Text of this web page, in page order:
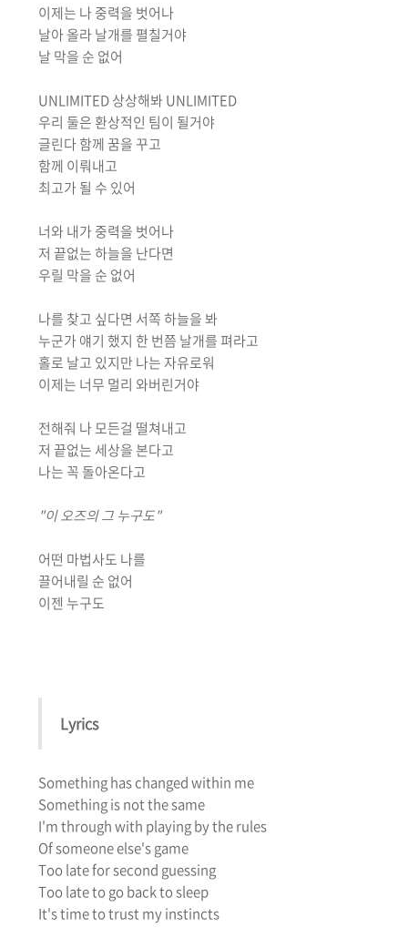
이제는 나 중력을 벗어나
날아 올라 날개를 펼칠거야
날 막을 순 없어
UNLIMITED 상상해봐 UNLIMITED
우리 둘은 환상적인 팀이 될거야
글린다 함께 꿈을 꾸고
함께 이뤄내고
최고가 될 수 있어
너와 내가 중력을 벗어나
저 끝없는 하늘을 난다면
우릴 막을 순 없어
나를 찾고 싶다면 서쪽 하늘을 봐
누군가 얘기 했지 한 번쯤 날개를 펴라고
홀로 날고 있지만 나는 자유로워
이제는 너무 멀리 와버린거야
전해줘 나 모든걸 떨쳐내고
저 끝없는 세상을 본다고
나는 꼭 돌아온다고
"이 오즈의 그 누구도"
어떤 마법사도 나를
끌어내릴 순 없어
이젠 누구도
Lyrics
Something has changed within me
Something is not the same
I'm through with playing by the rules
Of someone else's game
Too late for second guessing
Too late to go back to sleep
It's time to trust my instincts